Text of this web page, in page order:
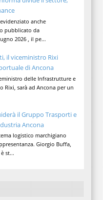
anche
pubblicato da
2026 , il pe...
il viceministro Rixi
di Ancona
delle Infrastrutture e
Rixi, sarà ad Ancona per un
il Gruppo Trasporti e
Ancona
logistico marchigiano
Giorgio Buffa,
st...